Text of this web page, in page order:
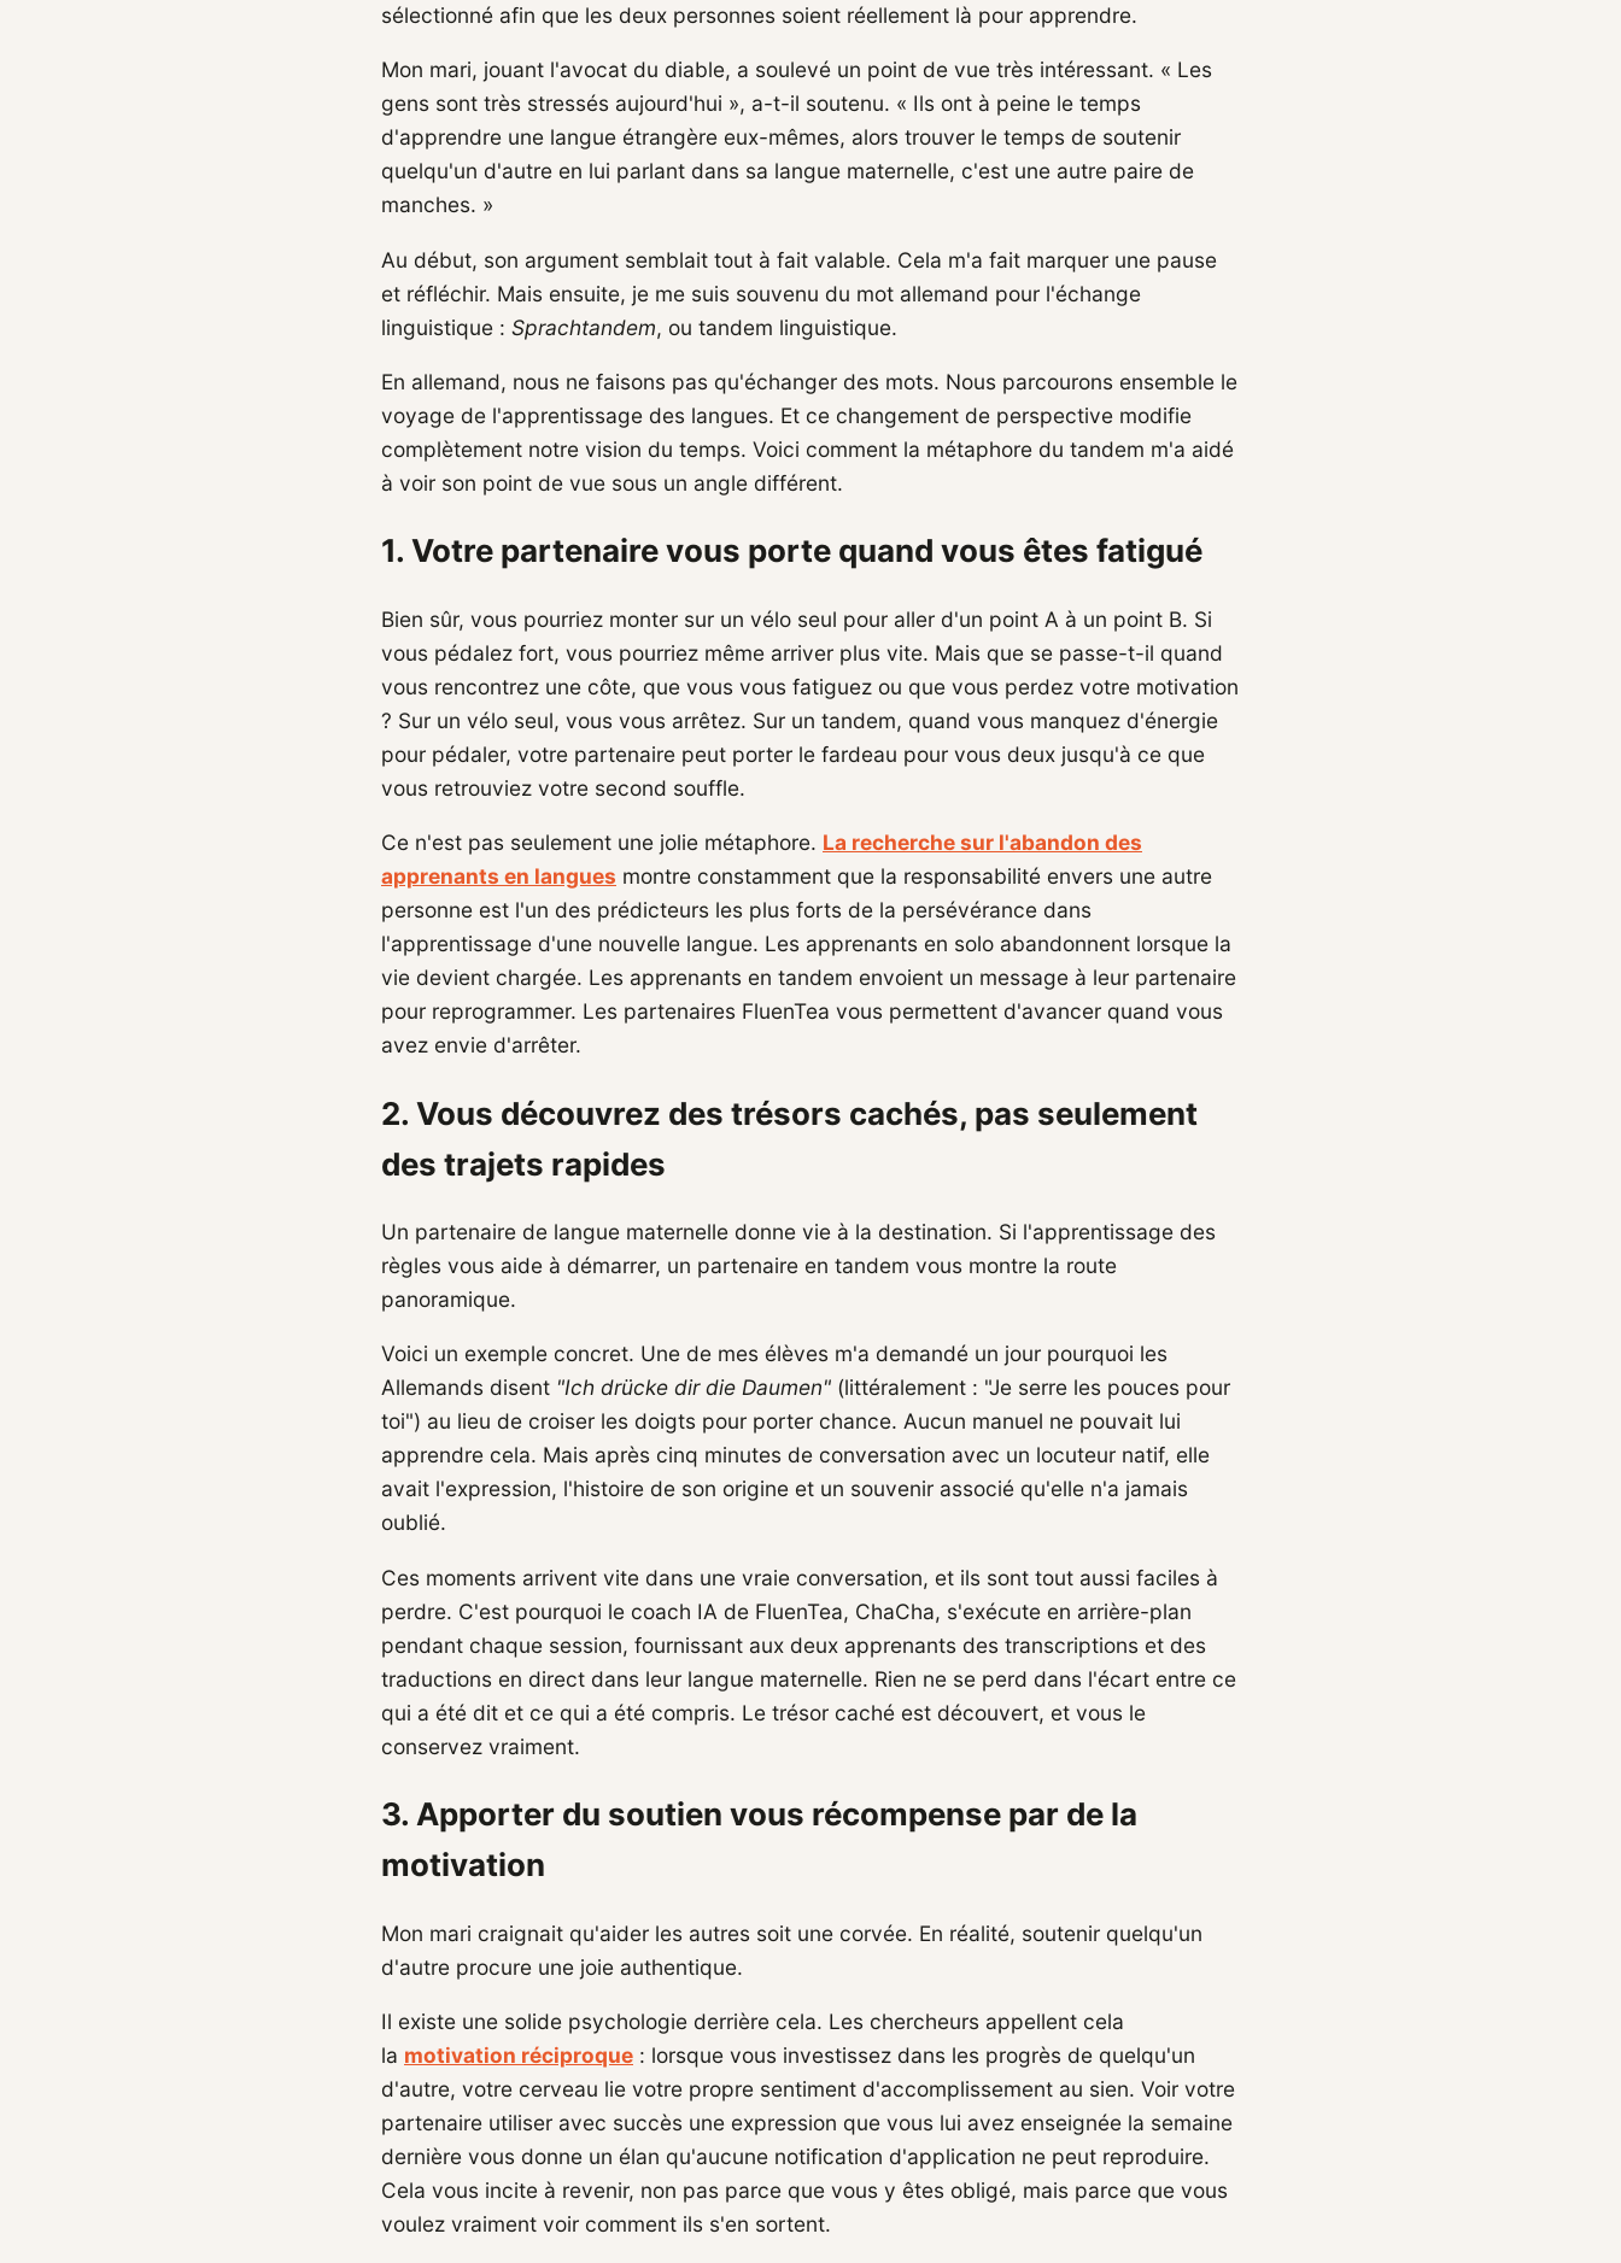
sélectionné afin que les deux personnes soient réellement là pour apprendre.
Mon mari, jouant l'avocat du diable, a soulevé un point de vue très intéressant. « Les
gens sont très stressés aujourd'hui », a-t-il soutenu. « Ils ont à peine le temps
d'apprendre une langue étrangère eux-mêmes, alors trouver le temps de soutenir
quelqu'un d'autre en lui parlant dans sa langue maternelle, c'est une autre paire de
manches. »
Au début, son argument semblait tout à fait valable. Cela m'a fait marquer une pause
et réfléchir. Mais ensuite, je me suis souvenu du mot allemand pour l'échange
linguistique : Sprachtandem, ou tandem linguistique.
En allemand, nous ne faisons pas qu'échanger des mots. Nous parcourons ensemble le
voyage de l'apprentissage des langues. Et ce changement de perspective modifie
complètement notre vision du temps. Voici comment la métaphore du tandem m'a aidé
à voir son point de vue sous un angle différent.
1. Votre partenaire vous porte quand vous êtes fatigué
Bien sûr, vous pourriez monter sur un vélo seul pour aller d'un point A à un point B. Si
vous pédalez fort, vous pourriez même arriver plus vite. Mais que se passe-t-il quand
vous rencontrez une côte, que vous vous fatiguez ou que vous perdez votre motivation
? Sur un vélo seul, vous vous arrêtez. Sur un tandem, quand vous manquez d'énergie
pour pédaler, votre partenaire peut porter le fardeau pour vous deux jusqu'à ce que
vous retrouviez votre second souffle.
Ce n'est pas seulement une jolie métaphore. La recherche sur l'abandon des
apprenants en langues montre constamment que la responsabilité envers une autre
personne est l'un des prédicteurs les plus forts de la persévérance dans
l'apprentissage d'une nouvelle langue. Les apprenants en solo abandonnent lorsque la
vie devient chargée. Les apprenants en tandem envoient un message à leur partenaire
pour reprogrammer. Les partenaires FluenTea vous permettent d'avancer quand vous
avez envie d'arrêter.
2. Vous découvrez des trésors cachés, pas seulement
des trajets rapides
Un partenaire de langue maternelle donne vie à la destination. Si l'apprentissage des
règles vous aide à démarrer, un partenaire en tandem vous montre la route
panoramique.
Voici un exemple concret. Une de mes élèves m'a demandé un jour pourquoi les
Allemands disent "Ich drücke dir die Daumen" (littéralement : "Je serre les pouces pour
toi") au lieu de croiser les doigts pour porter chance. Aucun manuel ne pouvait lui
apprendre cela. Mais après cinq minutes de conversation avec un locuteur natif, elle
avait l'expression, l'histoire de son origine et un souvenir associé qu'elle n'a jamais
oublié.
Ces moments arrivent vite dans une vraie conversation, et ils sont tout aussi faciles à
perdre. C'est pourquoi le coach IA de FluenTea, ChaCha, s'exécute en arrière-plan
pendant chaque session, fournissant aux deux apprenants des transcriptions et des
traductions en direct dans leur langue maternelle. Rien ne se perd dans l'écart entre ce
qui a été dit et ce qui a été compris. Le trésor caché est découvert, et vous le
conservez vraiment.
3. Apporter du soutien vous récompense par de la
motivation
Mon mari craignait qu'aider les autres soit une corvée. En réalité, soutenir quelqu'un
d'autre procure une joie authentique.
Il existe une solide psychologie derrière cela. Les chercheurs appellent cela
la motivation réciproque : lorsque vous investissez dans les progrès de quelqu'un
d'autre, votre cerveau lie votre propre sentiment d'accomplissement au sien. Voir votre
partenaire utiliser avec succès une expression que vous lui avez enseignée la semaine
dernière vous donne un élan qu'aucune notification d'application ne peut reproduire.
Cela vous incite à revenir, non pas parce que vous y êtes obligé, mais parce que vous
voulez vraiment voir comment ils s'en sortent.